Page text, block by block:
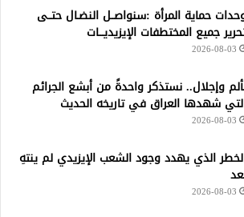
حماية المرأة :سنواصــل النضـال حتــى
جميع المختطفات الإيزيديـــات
2026-08-03
وإجلال.. نستذكر واحدةً من أبشع الجرائم
شهدها العراق في تاريخه الحديث
2026-08-03
الذي يهدد وجود الشعب الإيزيدي لم ينتهِ
2026-08-03